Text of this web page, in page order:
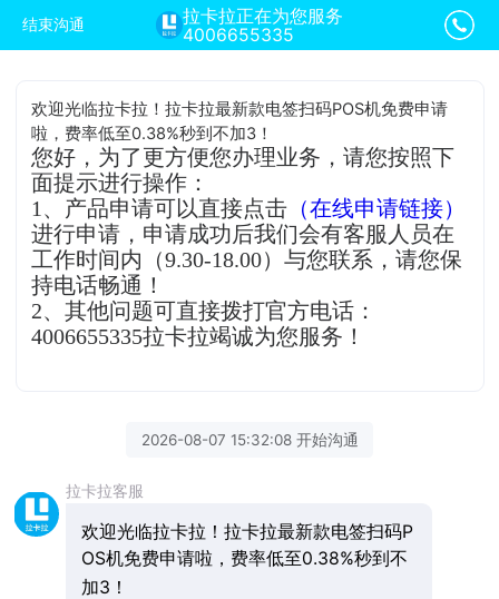
结束沟通
拉卡拉正在为您服务
4006655335
欢迎光临拉卡拉！拉卡拉最新款电签扫码POS机免费申请
啦，费率低至0.38%秒到不加3！
您好，为了更方便您办理业务，请您按照下
面提示进行操作：
1、产品申请可以直接点击 （在线申请链接）
进行申请，申请成功后我们会有客服人员在
工作时间内（9.30-18.00）与您联系，请您保
持电话畅通！
2、其他问题可直接拨打官方电话：
4006655335拉卡拉竭诚为您服务！
2026-08-07 15:32:08 开始沟通
拉卡拉客服
欢迎光临拉卡拉！拉卡拉最新款电签扫码P
OS机免费申请啦，费率低至0.38%秒到不
加3！